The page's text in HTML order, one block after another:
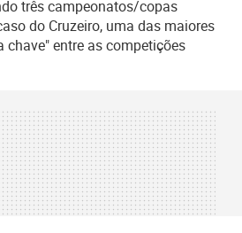
três campeonatos/copas
do Cruzeiro, uma das maiores
chave" entre as competições